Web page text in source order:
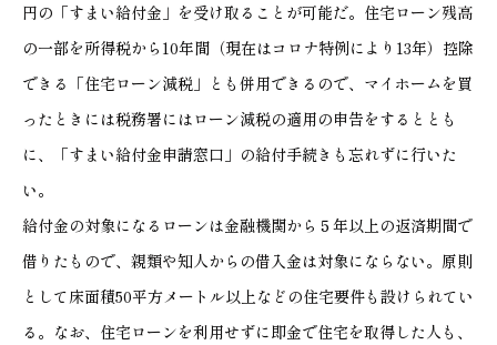
円の「すまい給付金」を受け取ることが可能だ。住宅ローン残高
の一部を所得税から10年間（現在はコロナ特例により13年）控除
できる「住宅ローン減税」とも併用できるので、マイホームを買
ったときには税務署にはローン減税の適用の申告をするととも
に、「すまい給付金申請窓口」の給付手続きも忘れずに行いた
い。
給付金の対象になるローンは金融機関から５年以上の返済期間で
借りたもので、親類や知人からの借入金は対象にならない。原則
として床面積50平方メートル以上などの住宅要件も設けられてい
る。なお、住宅ローンを利用せずに即金で住宅を取得した人も、